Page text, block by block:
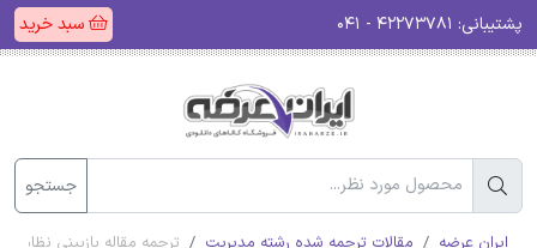
پشتیبانی: سبد خرید
جستجو